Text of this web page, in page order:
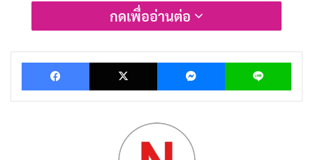
การรดน้ำดำหัวกลายเป็นประเพณีที่ดีงามอย่างหนึ่ง ที่
สงกรานต์ทุกปี
รวมคำอวยพรวันสงกรานต์ ในวันปีใหม่ไทย!
วิธีฉลองสงกรานต์อย่างไรให้ปลอดภัยแบบ New
กดเพื่ออ่านต่อ
Facebook X Messenger Line